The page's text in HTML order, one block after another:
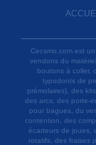
Cecsmo.com est
vendons du
boutons à coller,
typodonts de
prémolaires), des
des arcs, des porte-
pour bagues, du
contention, des
écarteurs de joues,
rotatifs, des fraises